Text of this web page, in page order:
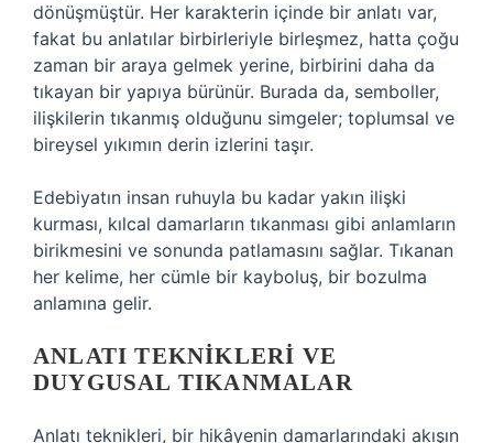
dönüşmüştür. Her karakterin içinde bir anlatı var,
fakat bu anlatılar birbirleriyle birleşmez, hatta çoğu
zaman bir araya gelmek yerine, birbirini daha da
tıkayan bir yapıya bürünür. Burada da, semboller,
ilişkilerin tıkanmış olduğunu simgeler; toplumsal ve
bireysel yıkımın derin izlerini taşır.
Edebiyatın insan ruhuyla bu kadar yakın ilişki
kurması, kılcal damarların tıkanması gibi anlamların
birikmesini ve sonunda patlamasını sağlar. Tıkanan
her kelime, her cümle bir kayboluş, bir bozulma
anlamına gelir.
ANLATI TEKNIKLERI VE
DUYGUSAL TIKANMALAR
Anlatı teknikleri, bir hikâyenin damarlarındaki akışın